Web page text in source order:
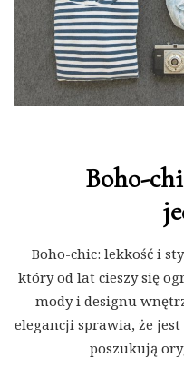
Boho-
Boho-chic: lekkość i
który od lat cieszy się
mody i designu
elegancji sprawia, że
poszukują